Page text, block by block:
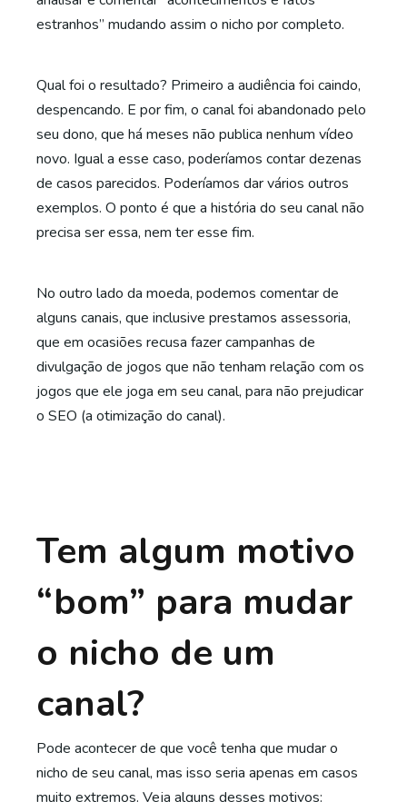
estranhos” mudando assim o nicho por completo.
Qual foi o resultado? Primeiro a audiência foi caindo,
despencando. E por fim, o canal foi abandonado pelo
seu dono, que há meses não publica nenhum vídeo
novo. Igual a esse caso, poderíamos contar dezenas
de casos parecidos. Poderíamos dar vários outros
exemplos. O ponto é que a história do seu canal não
precisa ser essa, nem ter esse fim.
No outro lado da moeda, podemos comentar de
alguns canais, que inclusive prestamos assessoria,
que em ocasiões recusa fazer campanhas de
divulgação de jogos que não tenham relação com os
jogos que ele joga em seu canal, para não prejudicar
o SEO (a otimização do canal).
Tem algum motivo
“bom” para mudar
o nicho de um
canal?
Pode acontecer de que você tenha que mudar o
nicho de seu canal, mas isso seria apenas em casos
muito extremos. Veja alguns desses motivos: